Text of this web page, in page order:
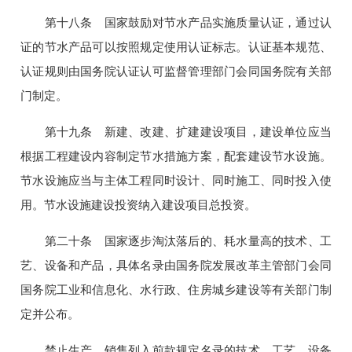
第十八条 国家鼓励对节水产品实施质量认证，通过认
证的节水产品可以按照规定使用认证标志。认证基本规范、
认证规则由国务院认证认可监督管理部门会同国务院有关部
门制定。
第十九条 新建、改建、扩建建设项目，建设单位应当
根据工程建设内容制定节水措施方案，配套建设节水设施。
节水设施应当与主体工程同时设计、同时施工、同时投入使
用。节水设施建设投资纳入建设项目总投资。
第二十条 国家逐步淘汰落后的、耗水量高的技术、工
艺、设备和产品，具体名录由国务院发展改革主管部门会同
国务院工业和信息化、水行政、住房城乡建设等有关部门制
定并公布。